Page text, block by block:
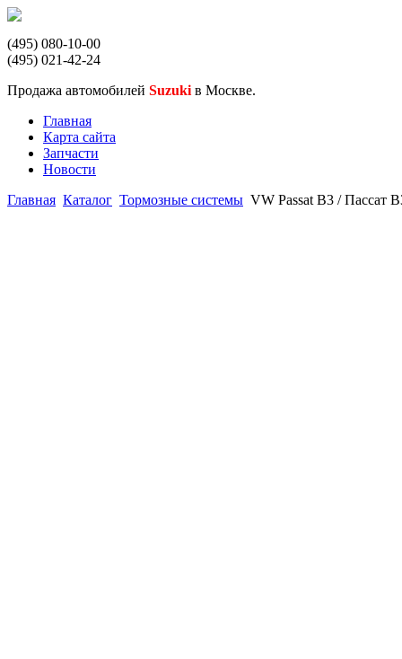
(495) 080-10-00
(495) 021-42-24
Продажа автомобилей Suzuki в Москве.
Главная
Карта сайта
Запчасти
Новости
Главная Каталог Тормозные системы VW Passat B3 / Пассат